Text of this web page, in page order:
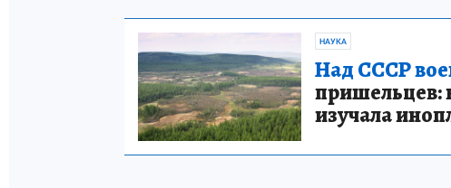
НАУКА
Над СССР
пришельцев:
изучала